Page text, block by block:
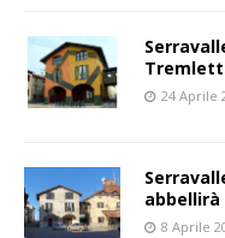
Tremlett
24 Aprile
8 Aprile